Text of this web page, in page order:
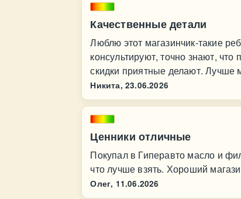
Качественные детали
Люблю этот магазинчик-такие
консультируют, точно знают, что
скидки приятные делают. Лучше
Никита, 23.06.2026
Ценники отличные
Покупал в Гиперавто масло и
что лучше взять. Хороший
Олег, 11.06.2026